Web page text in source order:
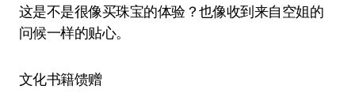
这是不是很像买珠宝的体验？也像收到来自空姐的
问候一样的贴心。
文化书籍馈赠